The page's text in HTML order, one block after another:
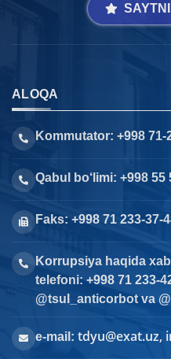
ALOQA
Kommutator: +998 71-
Qabul bo‘limi: +998 55
Faks: +998 71 233-37-
Korrupsiya haqida
telefoni: +998 71 233-
@tsul_anticorbot va
e-mail: tdyu@exat.uz,